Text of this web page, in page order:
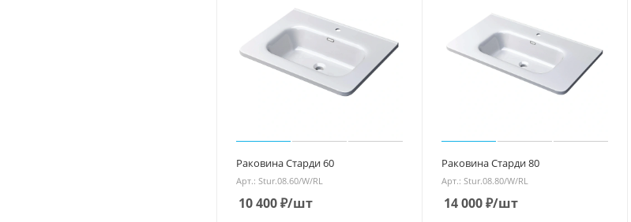
Раковина Старди 60
Арт.: Stur.08.60/W/RL
10 400₽/шт
Раковина Старди 80
Арт.: Stur.08.80/W/RL
14 000₽/шт